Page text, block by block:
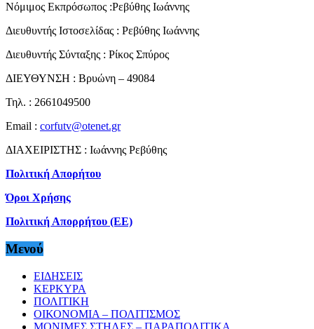
Νόμιμος Εκπρόσωπος :Ρεβύθης Ιωάννης
Διευθυντής Ιστοσελίδας : Ρεβύθης Ιωάννης
Διευθυντής Σύνταξης : Ρίκος Σπύρος
ΔΙΕΥΘΥΝΣΗ : Βρυώνη – 49084
Τηλ. : 2661049500
Email : corfutv@otenet.gr
ΔΙΑΧΕΙΡΙΣΤΗΣ : Ιωάννης Ρεβύθης
Πολιτική Απορήτου
Όροι Χρήσης
Πολιτική Απορρήτου (ΕΕ)
Μενού
ΕΙΔΗΣΕΙΣ
ΚΕΡΚΥΡΑ
ΠΟΛΙΤΙΚΗ
ΟΙΚΟΝΟΜΙΑ – ΠΟΛΙΤΙΣΜΟΣ
ΜΟΝΙΜΕΣ ΣΤΗΛΕΣ – ΠΑΡΑΠΟΛΙΤΙΚΑ